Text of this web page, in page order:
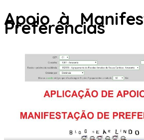
Apoio à
Preferências